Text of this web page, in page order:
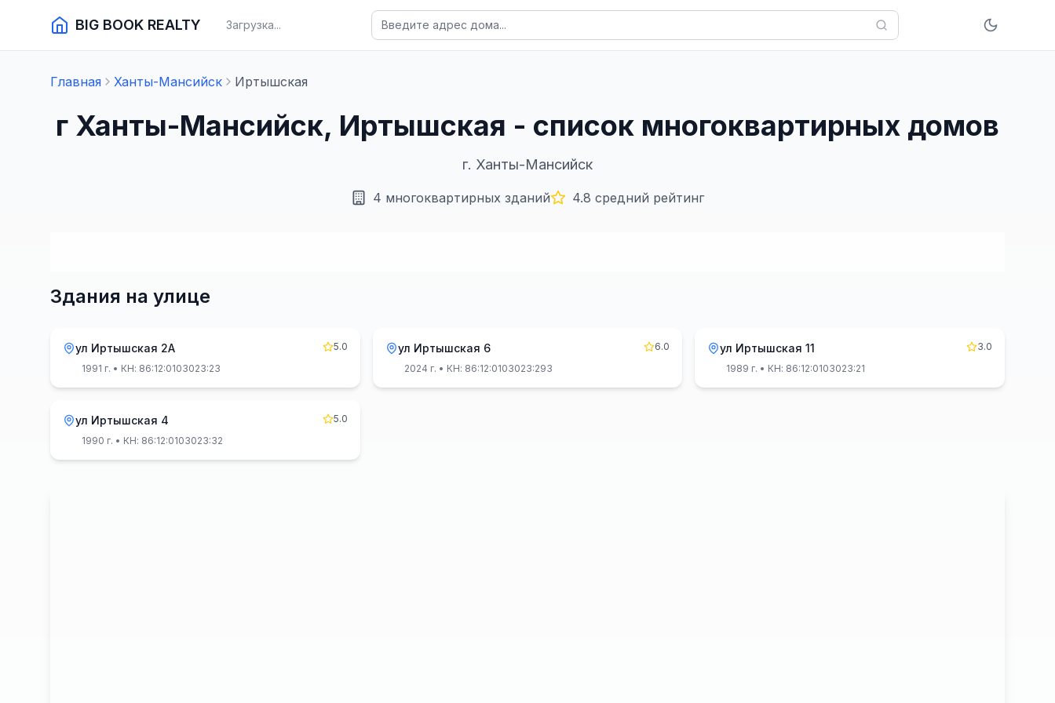
BIG BOOK REALTY Загрузка...
Главная Ханты-Мансийск Иртышская
г Ханты-Мансийск, Иртышская - список многоквартирных домов
г. Ханты-Мансийск
4 многоквартирных зданий 4.8 средний рейтинг
Здания на улице
ул Иртышская 2А
5.0
1991 г. • КН: 86:12:0103023:23
ул Иртышская 6
6.0
2024 г. • КН: 86:12:0103023:293
ул Иртышская 11
3.0
1989 г. • КН: 86:12:0103023:21
ул Иртышская 4
5.0
1990 г. • КН: 86:12:0103023:32